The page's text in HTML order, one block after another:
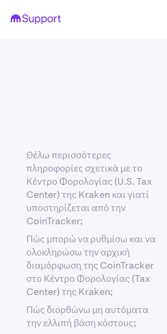
Θέλω περισσότερες
πληροφορίες σχετικά με το
Κέντρο Φορολογίας (U.S. Tax
Center) της Kraken και γιατί
υποστηρίζεται από την
CoinTracker;
Πώς μπορώ να ρυθμίσω και να
ολοκληρώσω την αρχική
διαμόρφωση της CoinTracker
στο Κέντρο Φορολογίας (Tax
Center) της Kraken;
Πώς διορθώνω μη αυτόματα
την ελλιπή βάση κόστους;